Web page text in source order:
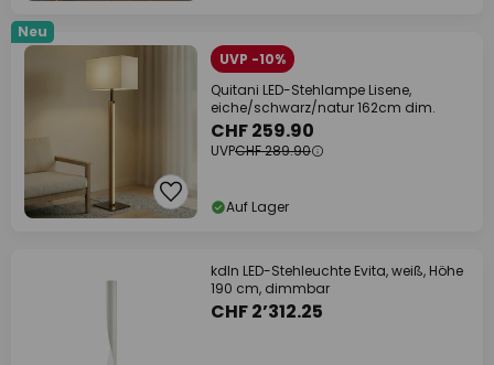
Neu
UVP -10%
Quitani LED-Stehlampe Lisene,
eiche/schwarz/natur 162cm dim.
CHF 259.90
UVPCHF 289.90
Auf Lager
kdln LED-Stehleuchte Evita, weiß, Höhe
190 cm, dimmbar
CHF 2’312.25